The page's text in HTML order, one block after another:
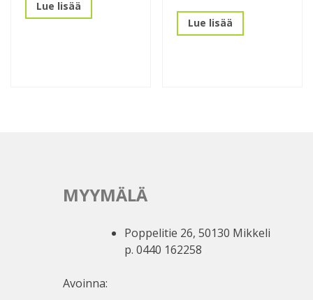
Lue lisää
Lue lisää
MYYMÄLÄ
Poppelitie 26, 50130 Mikkeli
p. 0440 162258
Avoinna: